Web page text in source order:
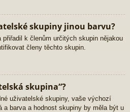
skupiny jinou barvu?
k členům určitých skupin nějakou
členy těchto skupin.
skupina“?
uživatelské skupiny, vaše výchozí
a barva a hodnost skupiny by měla být u